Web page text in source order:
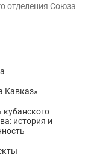
отделения Союза
Кавказ»
кубанского
история и